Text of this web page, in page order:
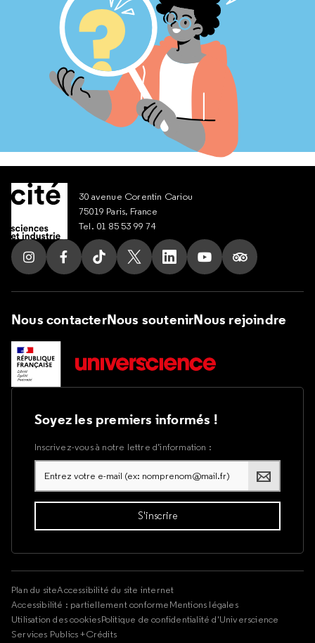
30 avenue Corentin Cariou
75019 Paris, France
Tel. 01 85 53 99 74
Suivez nous sur Instagram
Suivez nous sur Facebook
Suivez nous sur Tik Tok
Suivez nous sur X
Suivez nous sur LinkedIn
Suivez nous sur
Suivez nous
Nous contacterNous soutenirNous rejoindre
Soyez les premiers informés !
Inscrivez-vous à notre lettre d’information :
Plan du siteAccessibilité du site internet
Accessibilité : partiellement conformeMentions légales
Utilisation des cookiesPolitique de confidentialité d'Universcience
Services Publics +Crédits